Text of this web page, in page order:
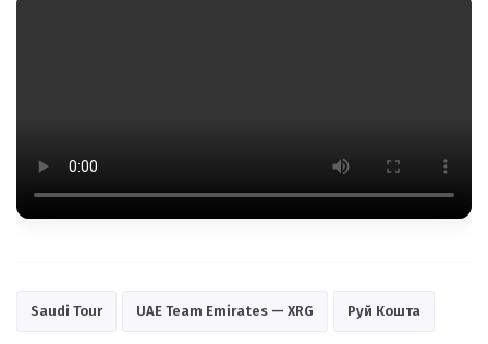
Saudi Tour UAE Team Emirates — XRG Руй Кошта